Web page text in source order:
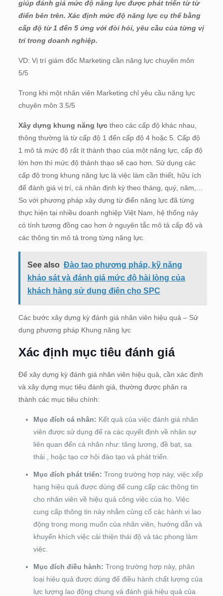
giúp đánh giá mức độ năng lực được phát triển từ từ
điển bên trên. Xác định mức độ năng lực cụ thể bằng
cấp độ từ 1 đến 5 ứng với đòi hỏi, yêu cầu của từng vị
trí trong doanh nghiệp.
VD: Vị trí giám đốc Marketing cần năng lực chuyên môn
5/5
Trong khi một nhân viên Marketing chỉ yêu cầu năng lực
chuyên môn 3.5/5
Xây dựng khung năng lựctheo các cấp độ khác nhau,
thông thường là từ cấp độ 1 đến cấp độ 4 hoặc 5. Cấp độ
1 mô tả mức độ rất ít thành thạo của một năng lực, cấp độ
lớn hơn thì mức độ thành thạo sẽ cao hơn. Sử dụng các
cấp độ trong khung năng lực là việc làm cần thiết, hữu ích
để đánh giá vị trí, cá nhân định kỳ theo tháng, quý, năm,…
So với phương pháp xây dựng từ điển năng lực đã từng
thực hiện tại nhiều doanh nghiệp Việt Nam, hệ thống này
có tính tương đồng cao hơn ở nguyên tắc mô tả cấp độ và
các thông tin mô tả trong từng năng lực.
See also Đào tạo phương pháp, kỹ năng
khảo sát và đánh giá mức độ hài lòng của
khách hàng sử dụng điện cho SPC
Các bước xây dựng kỳ đánh giá nhân viên hiệu quả – Sử
dụng phương pháp Khung năng lực
Xác định mục tiêu đánh giá
Để xây dựng kỳ đánh giá nhân viên hiệu quả, cần xác định
và xây dựng mục tiêu đánh giá, thường được phân ra
thành các mục tiêu chính:
Mục đích cá nhân: Kết quả của việc đánh giá nhân
viên được sử dụng để ra các quyết định về nhân sự
liên quan đến cá nhân như: tăng lương, đề bạt, sa
thải , hoặc tạo cơ hội đào tạo và phát triển.
Mục đích phát triển: Trong trường hợp này, việc xếp
hạng hiệu quả được dùng để cung cấp các thông tin
cho nhân viên về hiệu quả công việc của họ. Việc
cung cấp thông tin này nhằm củng cố các hành vi lao
động trong mong muốn của nhân viên, hướng dẫn và
khuyến khích việc cải thiện thái độ và tác phong làm
việc.
Mục đích điều hành: Trong trường hợp này, phân
loại hiệu quả được dùng để điều hành chất lượng của
lực lượng lao động chung và đánh giá hiệu quả của